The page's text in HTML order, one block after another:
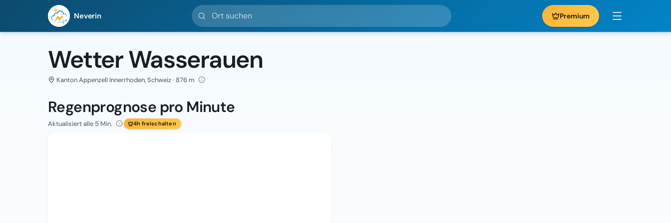
Neverin
Ort suchen
Premium
Wetter Wasserauen
Kanton Appenzell Innerrhoden, Schweiz · 876 m
Regenprognose pro Minute
Aktualisiert alle 5 Min. 4h freischalten